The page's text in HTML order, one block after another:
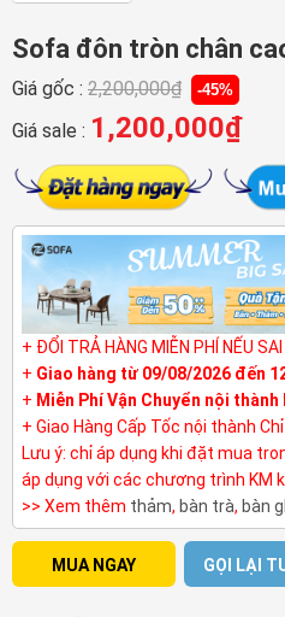
PHÒNG KHÁCH
Sofa đôn tròn chân
Giá gốc : 2,200,000₫ -45%
Giá sale : 1,200,000₫
+ ĐỔI TRẢ HÀNG MIỄN PHÍ NẾU
+ Giao hàng từ 09/08/2026 đến
+ Miễn Phí Vận Chuyển nội thành
+ Giao Hàng Cấp Tốc nội thành
Lưu ý: chỉ áp dụng khi đặt mua
áp dụng với các chương trình KM
>> Xem thêm thảm, bàn trà, bàn
MUA NGAY GỌI LẠI